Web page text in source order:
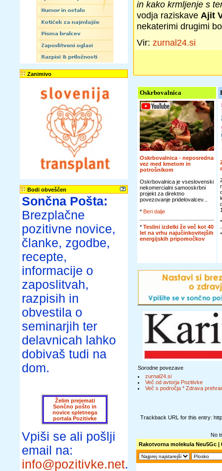
Zanimivo
Bodi obveščen
Sončna Pošta:
Brezplačne
pozitivne novice,
članke, zgodbe,
recepte,
informacije o
zaposlitvah,
razpisih in
obvestila o
seminarjih ter
delavnicah lahko
dobivaš tudi na
dom.
Želim prejemati
Sončno pošto in
novice spletnega
portala Pozitivke
Vpiši se ali pošlji
email na:
info@pozitivke.net.
in kako krmljenje s
vodja raziskave Ajit
nekaterimi drugimi
Vir: zurnal24.si
Oskrbovalnica
Oskrbovalnica - neposredna
vez med kmetom in
potrošnikom
Oskrbovalnica je vseslovenski
nekomercialni samooskrbni
projekt za direktno
povezovanje pridelovalcev...
* Beri dalje
* Teslini izdelki že več kot 40
let na vrhu najučinkovitejših
energijskih pripomočkov
Sorodne povezave
zurnal24.si
Več od avtorja Pozitivke
Več s področja * Zdrava
Trackback URL for this entry:
No
Rakotvorna molekula Neu5Gc |